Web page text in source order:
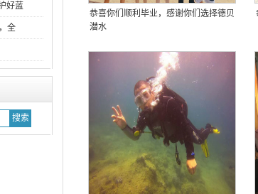
好蓝
全
恭喜你们顺利毕业，感谢你们选择德贝
潜水